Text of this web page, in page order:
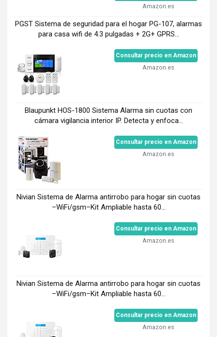
Amazon.es
PGST Sistema de seguridad para el hogar PG-107, alarmas
para casa wifi de 4.3 pulgadas + 2G+ GPRS...
Consultar precio en Amazon
Amazon.es
Blaupunkt HOS-1800 Sistema Alarma sin cuotas con
cámara vigilancia interior IP. Detecta y enfoca...
Consultar precio en Amazon
Amazon.es
Nivian Sistema de Alarma antirrobo para hogar sin cuotas
–WiFi/gsm–Kit Ampliable hasta 60...
Consultar precio en Amazon
Amazon.es
Nivian Sistema de Alarma antirrobo para hogar sin cuotas
–WiFi/gsm–Kit Ampliable hasta 60...
Consultar precio en Amazon
Amazon.es